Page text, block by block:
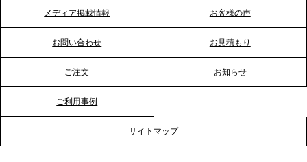
2026.1.20
る？「恵方巻きケータリング」で、社内コミュニケ
ーションを活性化
2025.12.12
メディア掲載情報 お客様の声
お問い合わせ お見積もり
ご注文 お知らせ
ご利用事例
サイトマップ